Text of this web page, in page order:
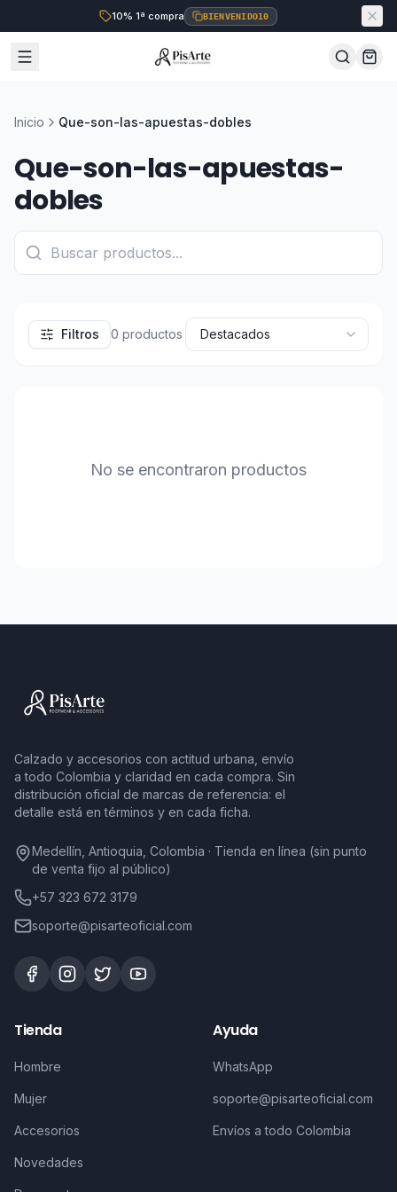
10% 1ª compra BIENVENIDO10
Inicio Que-son-las-apuestas-dobles
Que-son-las-apuestas-
dobles
Filtros 0 productos
No se encontraron productos
Calzado y accesorios con actitud urbana, envío
a todo Colombia y claridad en cada compra. Sin
distribución oficial de marcas de referencia: el
detalle está en términos y en cada ficha.
Medellín, Antioquia, Colombia · Tienda en línea (sin punto
de venta fijo al público)
+57 323 672 3179
soporte@pisarteoficial.com
Tienda
Hombre
Mujer
Accesorios
Novedades
Ayuda
WhatsApp
soporte@pisarteoficial.com
Envíos a todo Colombia